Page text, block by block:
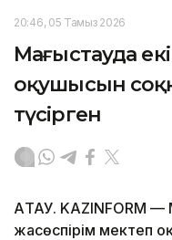
20:46, 05 Тамыз 2026
Маңғыстауда
оқушысын
түсірген
АҚТАУ. KAZINFORM
жасөспірім мектеп